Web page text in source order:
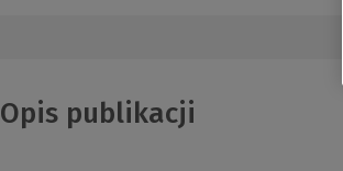
Opis publikacji